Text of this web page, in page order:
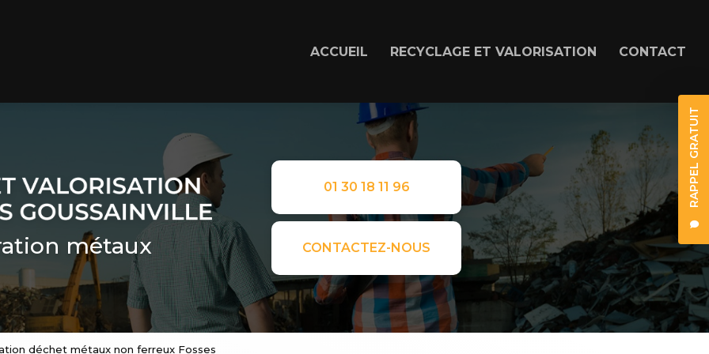
RAPPEL GRATUIT
ACCUEIL RECYCLAGE ET VALORISATION CONTACT
métaux
01 30 18 11 96
CONTACTEZ-NOUS
déchet métaux non ferreux Fosses